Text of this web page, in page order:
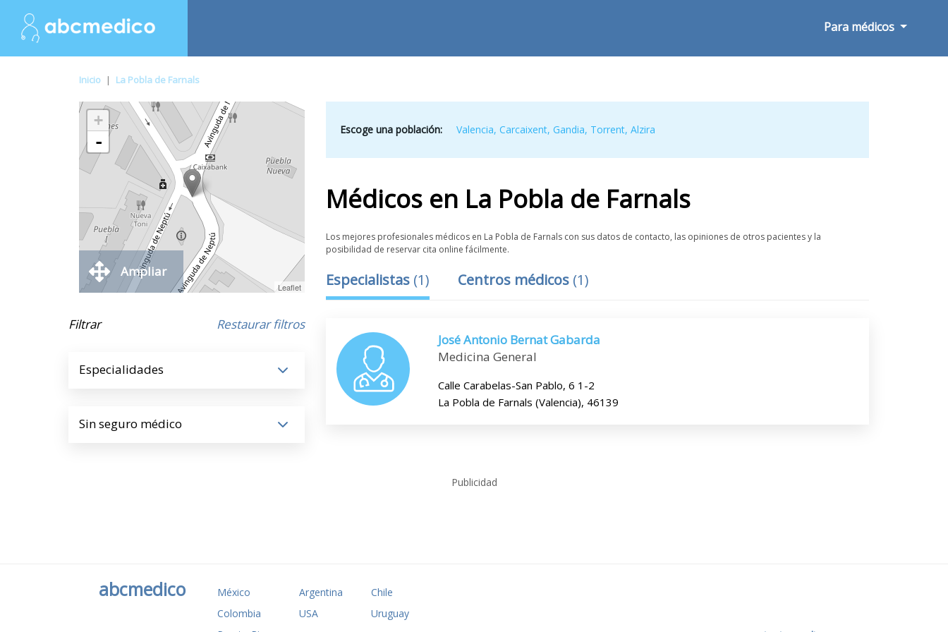
Para médicos
Inicio | La Pobla de Farnals
+
-
Leaflet
Ampliar
Filtrar Restaurar filtros
Especialidades
Sin seguro médico
Escoge una población: Valencia,Carcaixent,Gandia, Torrent,Alzira
Médicos en La Pobla de Farnals
Los mejores profesionales médicos en La Pobla de Farnals con sus datos de contacto, las opiniones de otros pacientes y la
posibilidad de reservar cita online fácilmente.
Especialistas (1) Centros médicos (1)
José Antonio Bernat Gabarda
Medicina General
Calle Carabelas-San Pablo, 6 1-2
La Pobla de Farnals (Valencia), 46139
Publicidad
abcmedico México Argentina
Chile
Colombia
USA
Uruguay